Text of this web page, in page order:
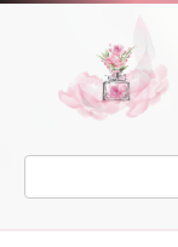
Перейти
Поиск: